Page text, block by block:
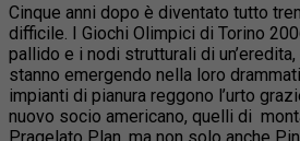
Cinque anni dopo è diventato tutto
difficile. I Giochi Olimpici di Torino
pallido e i nodi strutturali di
stanno emergendo nella loro
impianti di pianura reggono l’urto
nuovo socio americano, quelli di